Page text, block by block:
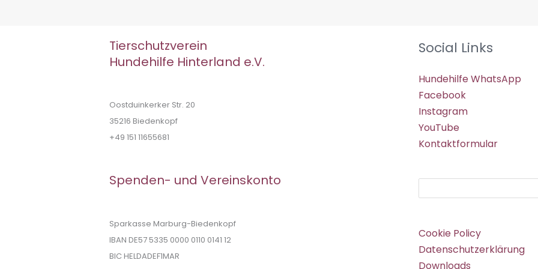
Tierschutzverein
Hundehilfe Hinterland e.V.
Oostduinkerker Str. 20
35216 Biedenkopf
+49 151 11655681
Spenden- und Vereinskonto
Sparkasse Marburg-Biedenkopf
IBAN DE57 5335 0000 0110 0141 12
BIC HELDADEF1MAR
Social Links
Hundehilfe WhatsApp
Facebook
Instagram
YouTube
Kontaktformular
Cookie Policy
Datenschutzerklärung
Downloads